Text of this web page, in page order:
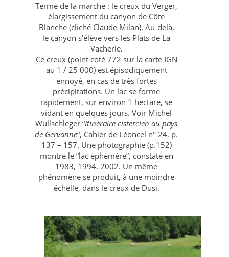
Terme de la marche : le creux du Verger,
élargissement du canyon de Côte
Blanche (cliché Claude Milan). Au-delà,
le canyon s’élève vers les Plats de La
Vacherie.
Ce creux (point coté 772 sur la carte IGN
au 1 / 25 000) est épisodiquement
ennoyé, en cas de très fortes
précipitations. Un lac se forme
rapidement, sur environ 1 hectare, se
vidant en quelques jours. Voir Michel
Wullschleger “Itinéraire cistercien au pays
de Gervanne“, Cahier de Léoncel n° 24, p.
137 – 157. Une photographie (p.152)
montre le “lac éphémère”, constaté en
1983, 1994, 2002. Un même
phénomène se produit, à une moindre
échelle, dans le creux de Dusi.